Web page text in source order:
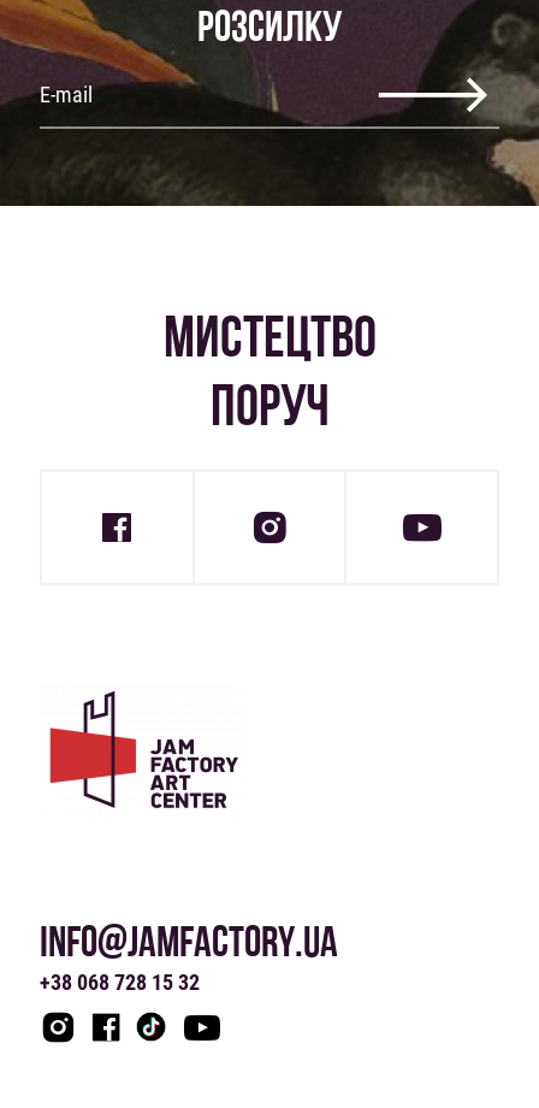
РОЗСИЛКУ
МИСТЕЦТВО
ПОРУЧ
INFO@JAMFACTORY.UA
+38 068 728 15 32